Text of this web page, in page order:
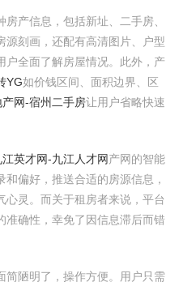
产信息，包括新址、二手房、
源刻画，还配有高清图片、户型
户全面了解房屋情况。此外，产
YG如价钱区间、面积边界、区
网-宿州二手房让用户省略快速
英才网-九江人才网产网的智能
偏好，推送合适的房源信息，
心灵。而关于租房者来说，平台
准确性，幸免了因信息滞后而错
简陋明了，操作方便。用户只需